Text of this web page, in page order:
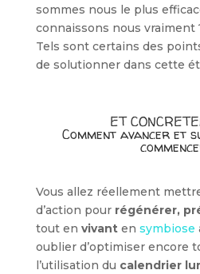
sommes nous le plus
connaissons nous vraiment
Tels sont certains des
de solutionner dans cette
ET
Comment avancer et
Vous allez réellement
d’action pour régénérer,
tout en vivanten symbiose
oublier d’optimiser encore
l’utilisation du calendrier